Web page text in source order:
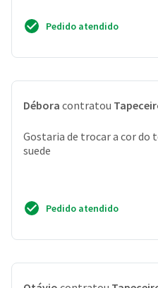
Pedido atendido
Débora contratou
Gostaria de trocar a cor do
suede
Pedido atendido